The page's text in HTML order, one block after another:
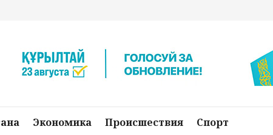
Экономика Происшествия Спорт